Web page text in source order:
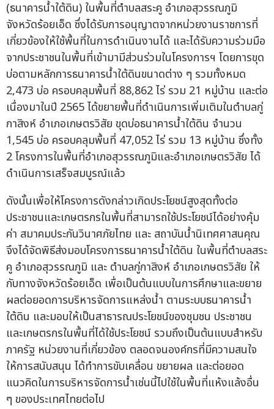
(ธนาคารน้ำใต้ดิน) ในพื้นที่ตำบลสระคู อำเภอสุวรรณภูมิ
จังหวัดร้อยเอ็ด ซึ่งได้รับการอนุญาตจากหน่วยงานราชการที่
เกี่ยวข้องให้ใช้พื้นที่ในการดำเนินงานได้ และได้รับความร่วมมือ
จากประชาชนในพื้นที่เข้ามามีส่วนร่วมในโครงการฯ โดยการขุด
บ่อตามหลักการธนาคารน้ำใต้ดินขนาดต่าง ๆ รวมทั้งหมด
2,473 บ่อ ครอบคลุมพื้นที่ 88,862 ไร่ รวม 21 หมู่บ้าน และต่อ
เนื่องมาในปี 2565 ได้ขยายพื้นที่ดำเนินการเพิ่มเติมในตำบลกู่
กาสิงห์ อำเภอเกษตรวิสัย ขุดบ่อธนาคารน้ำใต้ดิน จำนวน
1,545 บ่อ ครอบคลุมพื้นที่ 47,052 ไร่ รวม 13 หมู่บ้าน ซึ่งทั้ง
2 โครงการในพื้นที่อำเภอสุวรรณภูมิและอำเภอเกษตรวิสัย ได้
ดำเนินการเสร็จสมบูรณ์แล้ว
ดังนั้นเพื่อให้โครงการดังกล่าวเกิดประโยชน์สูงสุดทั้งต่อ
ประชาชนและเกษตรกรในพื้นที่สามารถใช้ประโยชน์ได้อย่างคุ้ม
ค่า สมาคมประกันวินาศภัยไทย และ สถาบันน้ำนิเทศศาสนคุณ
จึงได้จัดพิธีส่งมอบโครงการธนาคารน้ำใต้ดิน ในพื้นที่ตำบลสระ
คู อำเภอสุวรรณภูมิ และ ตำบลกู่กาสิงห์ อำเภอเกษตรวิสัย ให้
กับทางจังหวัดร้อยเอ็ด เพื่อเป็นต้นแบบในการศึกษาและขยาย
ผลต่อยอดการบริหารจัดการแหล่งน้ำ ตามระบบธนาคารน้ำ
ใต้ดิน และมอบให้เป็นสาธารณประโยชน์ของชุมชน ประชาชน
และเกษตรกรในพื้นที่ได้ใช้ประโยชน์ รวมถึงเป็นต้นแบบสำหรับ
ภาครัฐ หน่วยงานที่เกี่ยวข้อง ตลอดจนองค์กรที่มีความสนใจ
ให้การสนับสนุน ได้ทำการขับเคลื่อน ขยายผล และต่อยอด
แนวคิดในการบริหารจัดการน้ำเช่นนี้ไปใช้ในพื้นที่แห้งแล้งอื่น
ๆ ของประเทศไทยต่อไป